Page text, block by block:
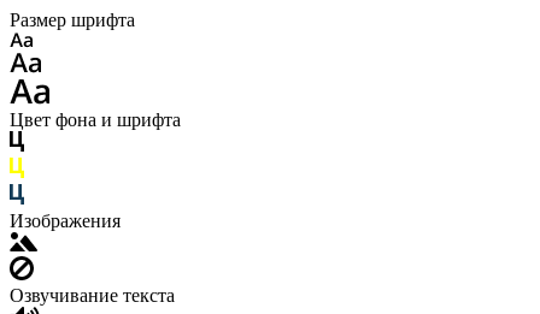
Размер шрифта
Цвет фона и шрифта
Изображения
Озвучивание текста